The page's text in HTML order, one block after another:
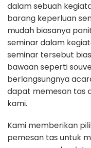
dalam sebuah
barang keperluan
mudah biasanya
seminar dalam
seminar tersebut
bawaan seperti
berlangsungnya
dapat memesan tas
kami.
Kami memberikan
pemesan tas untuk